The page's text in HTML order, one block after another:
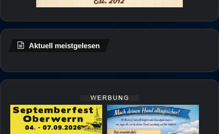
Aktuell meistgelesen